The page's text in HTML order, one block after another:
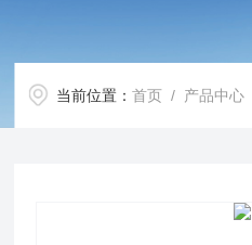
当前位置：首页 / 产品中心